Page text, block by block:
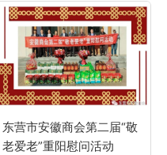
东营市安徽商会第二届“敬
老爱老”重阳慰问活动